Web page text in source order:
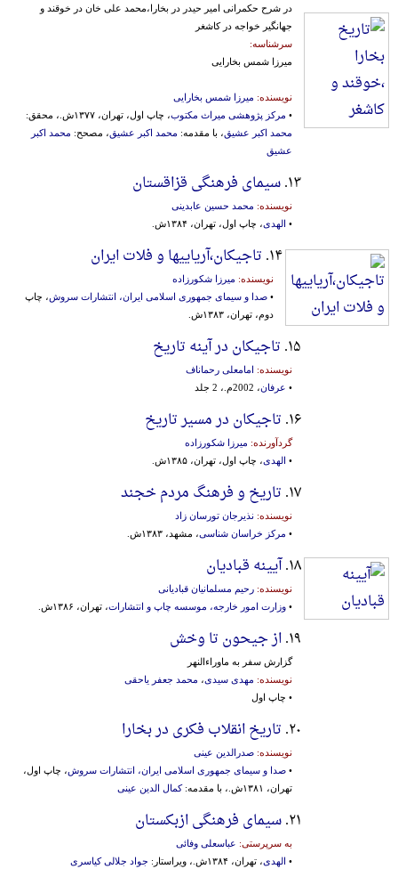
در شرح حکمرانی امیر حیدر در بخارا،محمد علی خان در خوقند و
جهانگیر خواجه در کاشغر
سرشناسه:
میرزا شمس بخارایی
نویسنده: میرزا شمس بخارایی
• مرکز پژوهشی میراث مکتوب، چاپ اول، تهران، ۱۳۷۷ش.، محقق:
محمد اکبر عشیق، با مقدمه: محمد اکبر عشیق، مصحح: محمد اکبر
عشیق
۱۳. سیمای فرهنگی قزاقستان
نویسنده: محمد حسین عابدینی
• الهدی، چاپ اول، تهران، ۱۳۸۴ش.
۱۴. تاجیکان،آریاییها و فلات ایران
نویسنده: میرزا شکورزاده
• صدا و سیمای جمهوری اسلامی ایران، انتشارات سروش، چاپ
دوم، تهران، ۱۳۸۳ش.
۱۵. تاجیکان در آینه تاریخ
نویسنده: امامعلی رحماناف
• عرفان، 2002م.، 2 جلد
۱۶. تاجیکان در مسیر تاریخ
گردآورنده: میرزا شکورزاده
• الهدی، چاپ اول، تهران، ۱۳۸۵ش.
۱۷. تاریخ و فرهنگ مردم خجند
نویسنده: نذیرجان تورسان زاد
• مرکز خراسان شناسی، مشهد، ۱۳۸۳ش.
۱۸. آیینه قبادیان
نویسنده: رحیم مسلمانیان قبادیانی
• وزارت امور خارجه، موسسه‌ چاپ‌ و انتشارات‌، تهران، ۱۳۸۶ش.
۱۹. از جیحون تا وخش
گزارش سفر به ماوراءالنهر
نویسنده: مهدی سیدی، محمد جعفر یاحقی
• چاپ اول
۲۰. تاریخ انقلاب فکری در بخارا
نویسنده: صدرالدین عینی
• صدا و سیمای جمهوری اسلامی ایران، انتشارات سروش، چاپ اول،
تهران، ۱۳۸۱ش.، با مقدمه:
کمال الدین عینی
۲۱. سیمای فرهنگی ازبکستان
به سرپرستی: عباسعلی وفائی
• الهدی، تهران، ۱۳۸۴ش.، ویراستار: جواد جلالی کیاسری